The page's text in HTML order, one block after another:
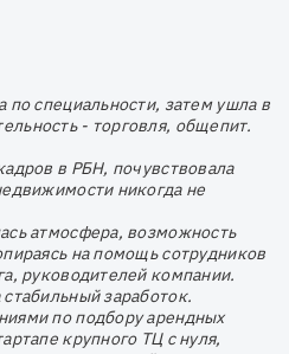
по специальности, затем ушла в
- торговля, общепит.
в РБН, почувствовала
никогда не
атмосфера, возможность
на помощь сотрудников
руководителей компании.
заработок.
по подбору арендных
крупного ТЦ с нуля,